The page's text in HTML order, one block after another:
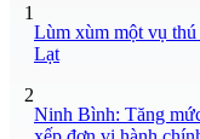
1
Lùm xùm một vụ thú
Lạt
2
Ninh Bình: Tăng